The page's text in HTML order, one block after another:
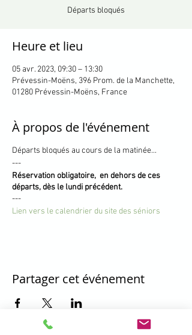
Départs bloqués
Heure et lieu
05 avr. 2023, 09:30 – 13:30
Prévessin-Moëns, 396 Prom. de la Manchette,
01280 Prévessin-Moëns, France
À propos de l'événement
Départs bloqués au cours de la matinée...
---
Réservation obligatoire, en dehors de ces
départs, dès le lundi précédent.
---
Lien vers le calendrier du site des séniors
Partager cet événement